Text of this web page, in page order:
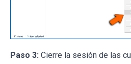
Paso 3: Cierre la sesión de las